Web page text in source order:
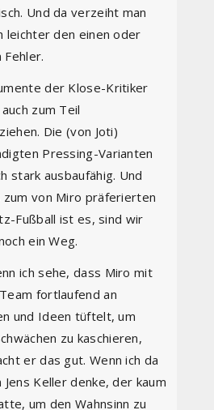
Und da verzeiht man
leichter den einen oder
Fehler.
der Klose-Kritiker
zum Teil
Die (von Joti)
Pressing-Varianten
stark ausbaufähig. Und
zum von Miro präferierten
Fußball ist es, sind wir
ein Weg.
ich sehe, dass Miro mit
fortlaufend an
und Ideen tüftelt, um
zu kaschieren,
er das gut. Wenn ich da
Jens Keller denke, der kaum
um den Wahnsinn zu